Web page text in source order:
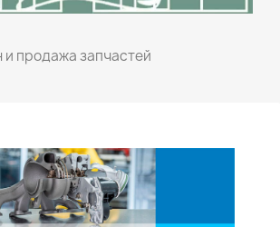
и продажа запчастей